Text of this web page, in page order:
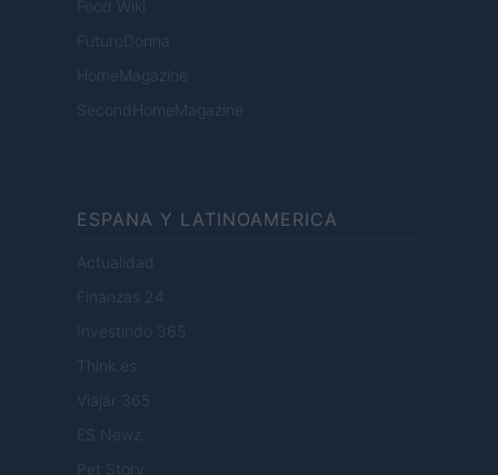
Food Wiki
FuturoDonna
HomeMagazine
SecondHomeMagazine
ESPANA Y LATINOAMERICA
Actualidad
Finanzas 24
Investindo 365
Think.es
Viajar 365
ES Newz
Pet Story